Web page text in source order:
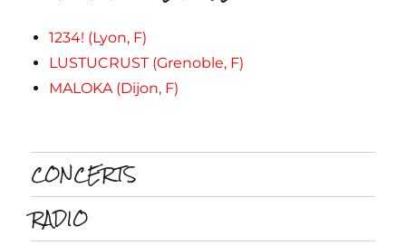
1234! (Lyon, F)
LUSTUCRUST (Grenoble, F)
MALOKA (Dijon, F)
CONCERTS
RADIO